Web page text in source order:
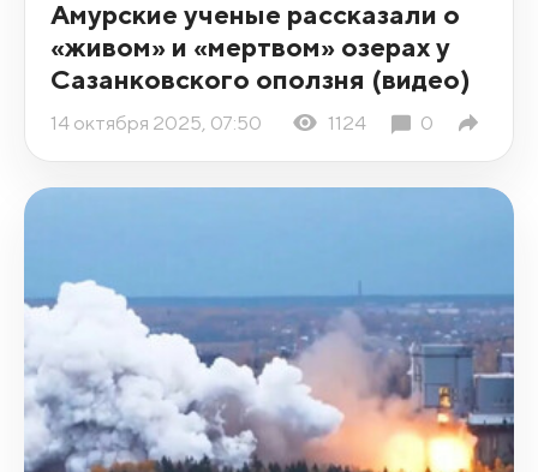
Амурские ученые рассказали о
«живом» и «мертвом» озерах у
Сазанковского оползня (видео)
14 октября 2025, 07:50 1124 0